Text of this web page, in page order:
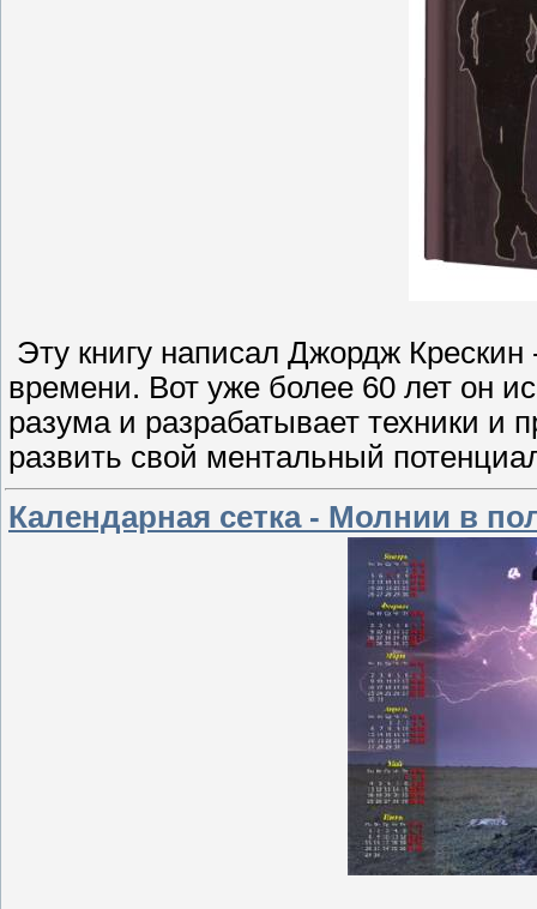
Эту книгу написал Джордж
времени. Вот уже более 60 лет он
разума и разрабатывает техники и
развить свой ментальный
Календарная сетка - Молнии в